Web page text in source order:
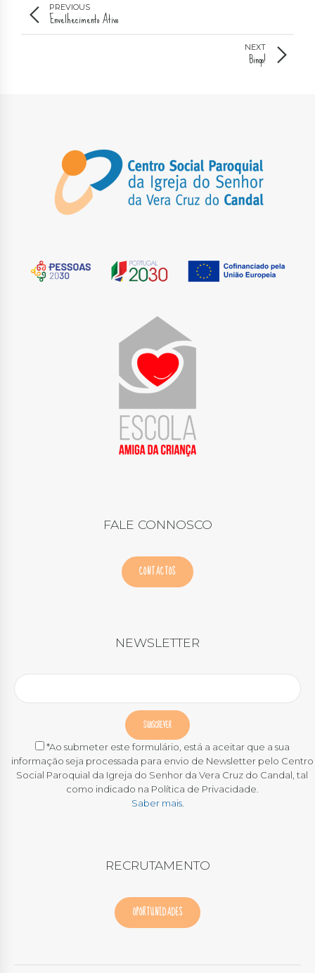
PREVIOUS
Envelhecimento Ativo
NEXT
Bingo!
FALE CONNOSCO
CONTACTOS
NEWSLETTER
*Ao submeter este formulário, está a aceitar que a sua
informação seja processada para envio de Newsletter pelo Centro
Social Paroquial da Igreja do Senhor da Vera Cruz do Candal, tal
como indicado na Política de Privacidade.
Saber mais.
RECRUTAMENTO
OPORTUNIDADES